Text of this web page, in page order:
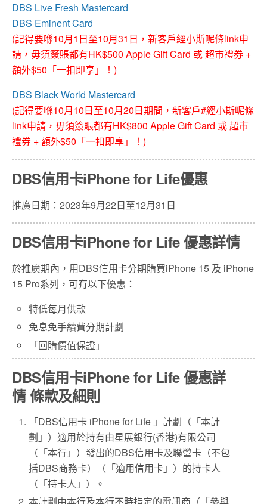
DBS Live Fresh Mastercard
DBS Eminent Card
(記得要喺10月1日至10月31日，新客戶經小斯呢條link申
請，毋須簽賬都有HK$500 Apple Gift Card 或 超市禮券 +
額外$50「一扣即享」！)
DBS Black World Mastercard
(記得要喺10月10日至10月20日期間，新客戶#經小斯呢條
link申請，毋須簽賬都有HK$800 Apple Gift Card 或 超市
禮券 + 額外$50「一扣即享」！)
DBS信用卡iPhone for Life優惠
推廣日期：2023年9月22日至12月31日
DBS信用卡iPhone for Life 優惠詳情
於推廣期內，用DBS信用卡分期購買iPhone 15 及 iPhone
15 Pro系列，可有以下優惠：
特低每月供款
免息免手續費分期計劃
「回購價值保證」
DBS信用卡iPhone for Life 優惠詳
情 條款及細則
「DBS信用卡 iPhone for Life 」計劃（「本計
劃」）適用於持有由星展銀行(香港)有限公司
（「本行」）發出的DBS信用卡及聯營卡（不包
括DBS商務卡）（「適用信用卡」）的持卡人
（「持卡人」）。
本計劃由本行及本行不時指定的電訊商（「參與